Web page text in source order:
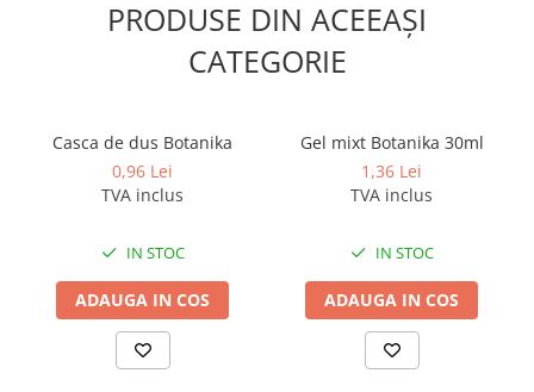
Pungi igienice
Role hartie industriala
Odorizante profesionale
Aparate odorizante profesionale
Rezerva aparate odorizante
Site odorizante pisoar
PRODUSE DIN ACEEAȘI
CATEGORIE
Casca de dus Botanika
0,96 Lei
TVA inclus
IN STOC
ADAUGA IN COS
Gel mixt Botanika 30ml
1,36 Lei
TVA inclus
IN STOC
ADAUGA IN COS